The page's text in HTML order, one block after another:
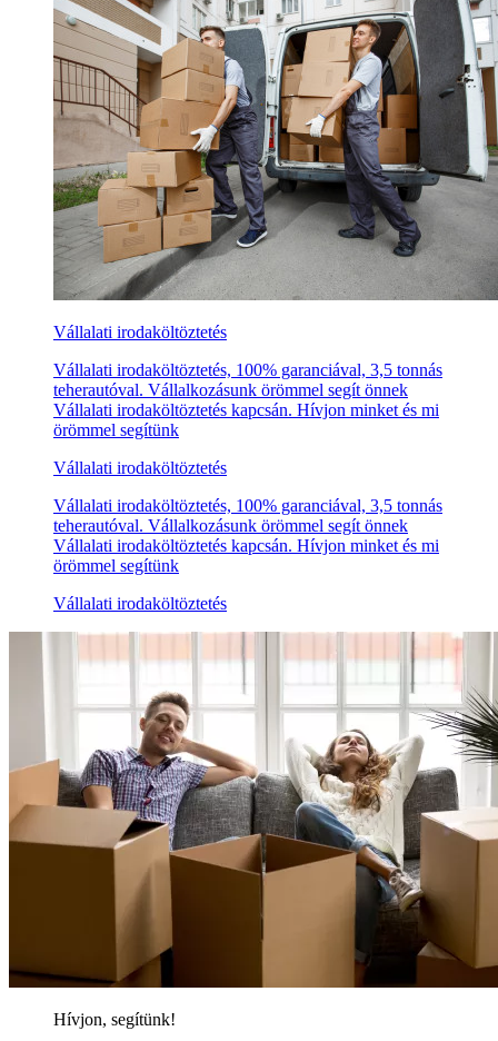
Vállalati irodaköltöztetés
Vállalati irodaköltöztetés, 100% garanciával, 3,5 tonnás
teherautóval. Vállalkozásunk örömmel segít önnek
Vállalati irodaköltöztetés kapcsán. Hívjon minket és mi
örömmel segítünk
Vállalati irodaköltöztetés
Vállalati irodaköltöztetés, 100% garanciával, 3,5 tonnás
teherautóval. Vállalkozásunk örömmel segít önnek
Vállalati irodaköltöztetés kapcsán. Hívjon minket és mi
örömmel segítünk
Vállalati irodaköltöztetés
Hívjon, segítünk!